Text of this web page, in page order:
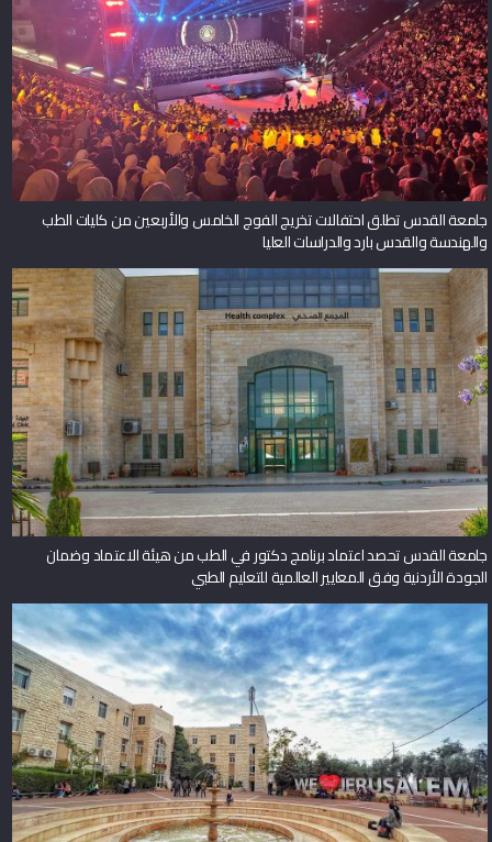
جامعة القدس تطلق احتفالات تخريج الفوج الخامس والأربعين من كليات الطب
والهندسة والقدس بارد والدراسات العليا
جامعة القدس تحصد اعتماد برنامج دكتور في الطب من هيئة الاعتماد وضمان
الجودة الأردنية وفق المعايير العالمية للتعليم الطبي